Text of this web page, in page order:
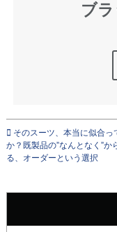
ブ
そのスーツ、本当に似合っ
か？既製品の”なんとなく”か
る、オーダーという選択